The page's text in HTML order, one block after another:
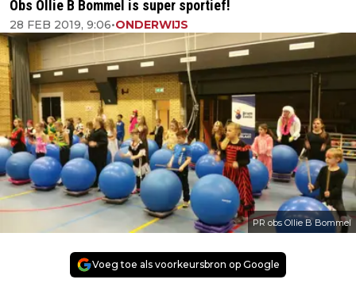
Obs Ollie B Bommel is super sportief!
28 FEB 2019, 9:06•ONDERWIJS
PR obs Ollie B Bommel
Voeg toe als voorkeursbron op Google